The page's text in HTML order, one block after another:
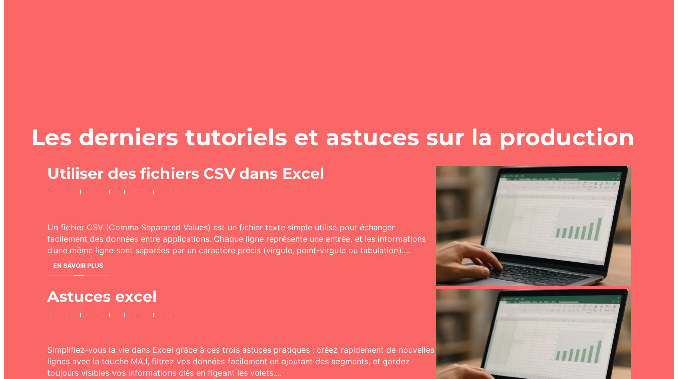
Les derniers tutoriels et astuces sur la production
Utiliser des fichiers CSV dans Excel
Un fichier CSV (Comma Separated Values) est un fichier texte simple utilisé pour échanger
facilement des données entre applications. Chaque ligne représente une entrée, et les informations
d’une même ligne sont séparées par un caractère précis (virgule, point-virgule ou tabulation).…
EN SAVOIR PLUS
Astuces excel
Simplifiez-vous la vie dans Excel grâce à ces trois astuces pratiques : créez rapidement de nouvelles
lignes avec la touche MAJ, filtrez vos données facilement en ajoutant des segments, et gardez
toujours visibles vos informations clés en figeant les volets.…